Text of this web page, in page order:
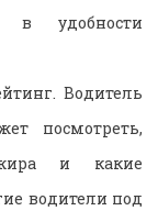
в удобности
Водитель
посмотреть,
и какие
водители под